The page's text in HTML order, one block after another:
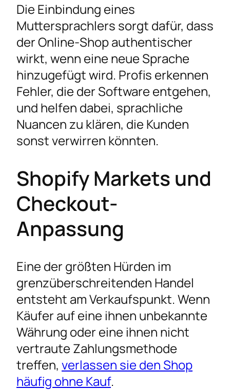
Die Einbindung eines
Muttersprachlers sorgt dafür, dass
der Online-Shop authentischer
wirkt, wenn eine neue Sprache
hinzugefügt wird. Profis erkennen
Fehler, die der Software entgehen,
und helfen dabei, sprachliche
Nuancen zu klären, die Kunden
sonst verwirren könnten.
Shopify Markets und
Checkout-
Anpassung
Eine der größten Hürden im
grenzüberschreitenden Handel
entsteht am Verkaufspunkt. Wenn
Käufer auf eine ihnen unbekannte
Währung oder eine ihnen nicht
vertraute Zahlungsmethode
treffen, verlassen sie den Shop
häufig ohne Kauf.